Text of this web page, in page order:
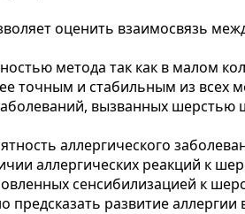
оценить взаимосвязь
метода так как в малом
точным и стабильным из всех
вызванных
аллергического
аллергических реакций к
сенсибилизацией к
развитие